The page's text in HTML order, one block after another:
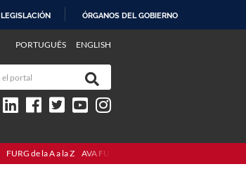
LEGISLACIÓN ÓRGANOS DEL GOBIERNO
PORTUGUÊS ENGLISH
FURG de la A a la Z AVA FURG